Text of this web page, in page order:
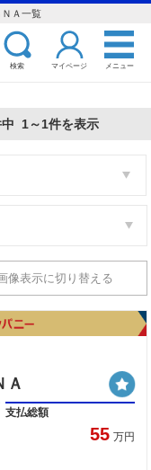
Ａ一覧
検索 マイページ メニュー
1～1件を表示
像表示に切り替える
Ａ
支払総額
55 万円